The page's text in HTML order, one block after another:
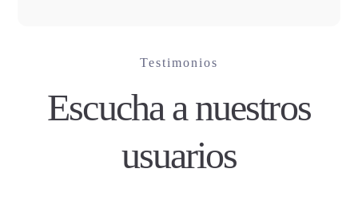
Testimonios
Escucha a nuestros
usuarios